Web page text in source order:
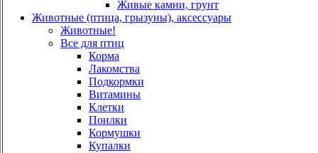
Живые камни, грунт
Животные (птица, грызуны), аксессуары
Животные!
Все для птиц
Корма
Лакомства
Подкормки
Витамины
Клетки
Поилки
Кормушки
Купалки